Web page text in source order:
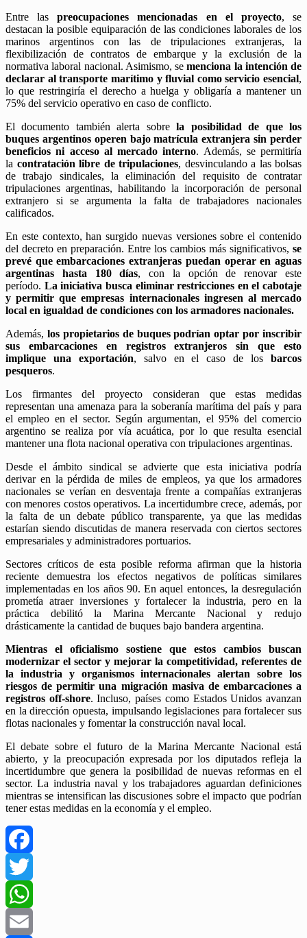
Entre laspreocupaciones mencionadas en el proyecto, se
destacan la posible equiparación de las condiciones laborales de los
marinos argentinos con las de tripulaciones extranjeras, la
flexibilización de contratos de embarque y la exclusión de la
normativa laboral nacional. Asimismo, semenciona la intención de
declarar al transporte marítimo y fluvial como servicio esencial,
lo que restringiría el derecho a huelga y obligaría a mantener un
75% del servicio operativo en caso de conflicto.
El documento también alerta sobrela posibilidad de que los
buques argentinos operen bajo matrícula extranjera sin perder
beneficios ni acceso al mercado interno. Además, se permitiría
la contratación libre de tripulaciones, desvinculando a las bolsas
de trabajo sindicales, la eliminación del requisito de contratar
tripulaciones argentinas, habilitando la incorporación de personal
extranjero si se argumenta la falta de trabajadores nacionales
calificados.
En este contexto, han surgido nuevas versiones sobre el contenido
del decreto en preparación. Entre los cambios más significativos, se
prevé que embarcaciones extranjeras puedan operar en aguas
argentinas hasta 180 días, con la opción de renovar este
período. La iniciativa busca eliminar restricciones en el cabotaje
y permitir que empresas internacionales ingresen al mercado
local en igualdad de condiciones con los armadores nacionales.
Además, los propietarios de buques podrían optar por inscribir
sus embarcaciones en registros extranjeros sin que esto
implique una exportación, salvo en el caso de losbarcos
pesqueros.
Los firmantes del proyecto consideran que estas medidas
representan una amenaza para la soberanía marítima del país y para
el empleo en el sector. Según argumentan, el 95% del comercio
argentino se realiza por vía acuática, por lo que resulta esencial
mantener una flota nacional operativa con tripulaciones argentinas.
Desde el ámbito sindical se advierte que esta iniciativa podría
derivar en la pérdida de miles de empleos, ya que los armadores
nacionales se verían en desventaja frente a compañías extranjeras
con menores costos operativos. La incertidumbre crece, además, por
la falta de un debate público transparente, ya que las medidas
estarían siendo discutidas de manera reservada con ciertos sectores
empresariales y administradores portuarios.
Sectores críticos de esta posible reforma afirman que la historia
reciente demuestra los efectos negativos de políticas similares
implementadas en los años 90. En aquel entonces, la desregulación
prometía atraer inversiones y fortalecer la industria, pero en la
práctica debilitó la Marina Mercante Nacional y redujo
drásticamente la cantidad de buques bajo bandera argentina.
Mientras el oficialismo sostiene que estos cambios buscan
modernizar el sector y mejorar la competitividad, referentes de
la industria y organismos internacionales alertan sobre los
riesgos de permitir una migración masiva de embarcaciones a
registros off-shore. Incluso, países como Estados Unidos avanzan
en la dirección opuesta, impulsando legislaciones para fortalecer sus
flotas nacionales y fomentar la construcción naval local.
El debate sobre el futuro de la Marina Mercante Nacional está
abierto, y la preocupación expresada por los diputados refleja la
incertidumbre que genera la posibilidad de nuevas reformas en el
sector. La industria naval y los trabajadores aguardan definiciones
mientras se intensifican las discusiones sobre el impacto que podrían
tener estas medidas en la economía y el empleo.
Facebook
Twitter
WhatsApp